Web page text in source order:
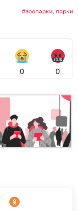
зоопарки, парки
0 0